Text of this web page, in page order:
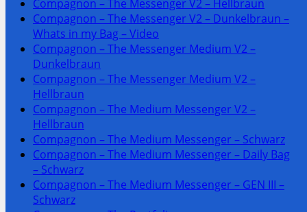
Compagnon – The Messenger V2 – Hellbraun
Compagnon – The Messenger V2 – Dunkelbraun –
Whats in my Bag – Video
Compagnon – The Messenger Medium V2 –
Dunkelbraun
Compagnon – The Messenger Medium V2 –
Hellbraun
Compagnon – The Medium Messenger V2 –
Hellbraun
Compagnon – The Medium Messenger – Schwarz
Compagnon – The Medium Messenger – Daily Bag
– Schwarz
Compagnon – The Medium Messenger – GEN III –
Schwarz